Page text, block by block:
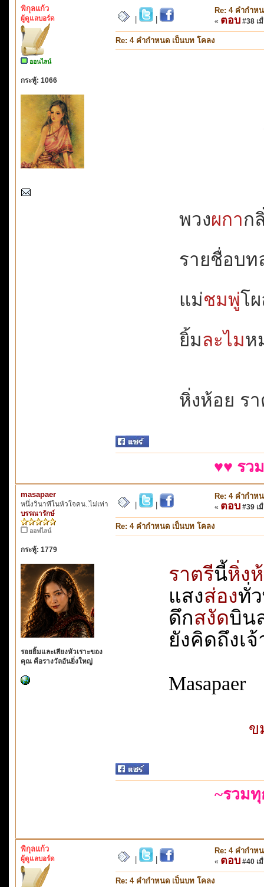
พิกุลแก้ว
ผู้ดูแลบอร์ด
ออนไลน์
กระทู้: 1066
Re: 4 คำกำห
« ตอบ #38 เ
Re: 4 คำกำหนด เป็นบท โคลง
พวงผกาก
รายชื่อบท
แม่ชมพู่โ
ยิ้มละไมห
หิ่งห้อย ร
♥♥ รว
masapaer
หนึ่งวินาทีในหัวใจคน..ไม่เท่า
บรรณารักษ์
ออฟไลน์
กระทู้: 1779
รอยยิ้มและเสียงหัวเราะของ
คุณ คือรางวัลอันยิ่งใหญ่
Re: 4 คำกำห
« ตอบ #39 เ
Re: 4 คำกำหนด เป็นบท โคลง
ราตรีนี้หิ่ง
แสงส่องทั่
ดึกสงัดบิน
ยังคิดถึงเ
Masapaer
ข
~รวม
พิกุลแก้ว
ผู้ดูแลบอร์ด
Re: 4 คำกำห
« ตอบ #40 เ
Re: 4 คำกำหนด เป็นบท โคลง